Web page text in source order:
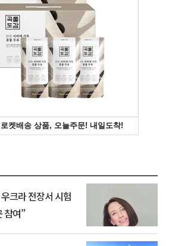
참여”